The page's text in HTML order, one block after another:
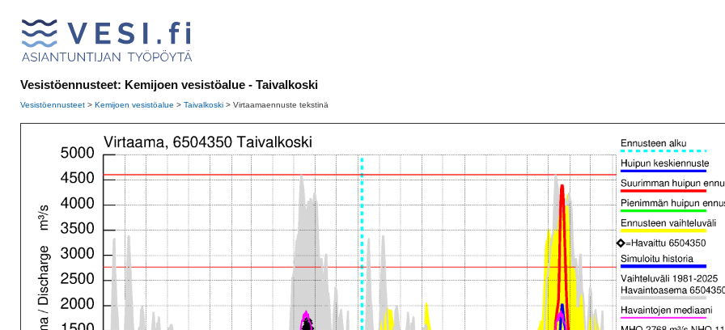
Vesistöennusteet: Kemijoen vesistöalue - Taivalkoski
Vesistöennusteet > Kemijoen vesistöalue > Taivalkoski > Virtaamaennuste tekstinä